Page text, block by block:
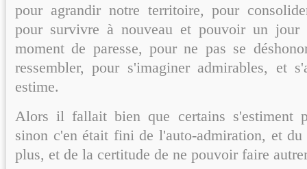
pour agrandir notre territoire, pour
pour survivre à nouveau et pouvoir un jour
moment de paresse, pour ne pas se
ressembler, pour s'imaginer admirables, et
estime.
Alors il fallait bien que certains s'estiment
sinon c'en était fini de l'auto-admiration, et
plus, et de la certitude de ne pouvoir faire